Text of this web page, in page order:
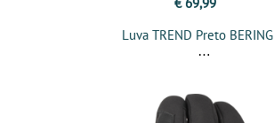
Luva TREND Preto BERING